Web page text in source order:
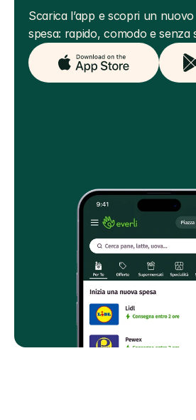
Scarica l’app e scopri un
spesa: rapido, comodo e senza